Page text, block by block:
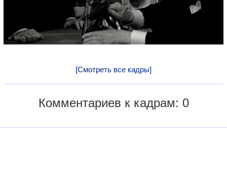
[Смотреть все кадры]
Комментариев к кадрам: 0